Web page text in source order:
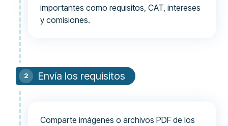
importantes como requisitos, CAT, intereses
y comisiones.
Envía los requisitos
Comparte imágenes o archivos PDF de los